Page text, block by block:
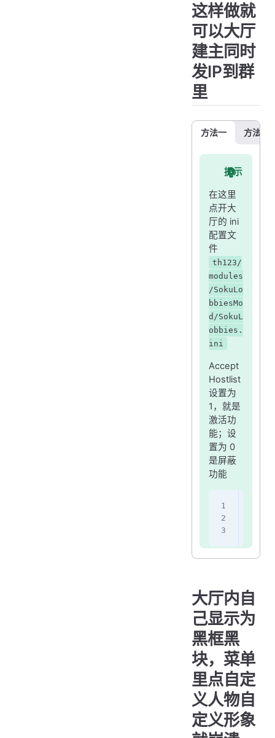
这样做就
可以大厅
建主同时
发IP到群
里
方法一 方法二
提示
在这里
点开大
厅的 ini
配置文
件
th123/
modules
/SokuLo
bbiesMo
d/SokuL
obbies.
ini
Accept
Hostlist
设置为
1，就是
激活功
能；设
置为 0
是屏蔽
功能
大厅内自
己显示为
黑框黑
块，菜单
里点自定
义人物自
定义形象